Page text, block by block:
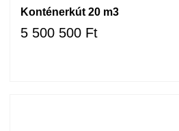
Konténerkút 20 m3
5 500 500 Ft